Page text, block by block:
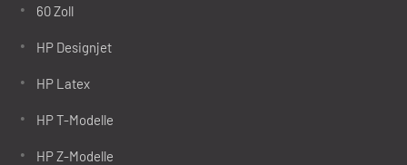
60 Zoll
HP Designjet
HP Latex
HP T-Modelle
HP Z-Modelle